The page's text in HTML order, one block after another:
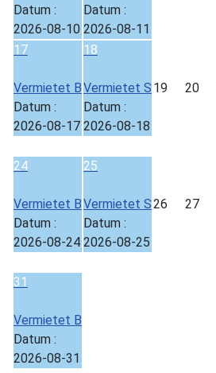
Datum :
2026-08-10
Datum :
2026-08-11
17
Vermietet B
Datum :
2026-08-17
18
Vermietet S
Datum :
2026-08-18
19 20
24
Vermietet B
Datum :
2026-08-24
25
Vermietet S
Datum :
2026-08-25
26 27
31
Vermietet B
Datum :
2026-08-31